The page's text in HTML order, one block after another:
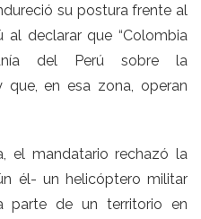
su postura frente al
declarar que “Colombia
del Perú sobre la
que, en esa zona, operan
el mandatario rechazó la
él- un helicóptero militar
parte de un territorio en